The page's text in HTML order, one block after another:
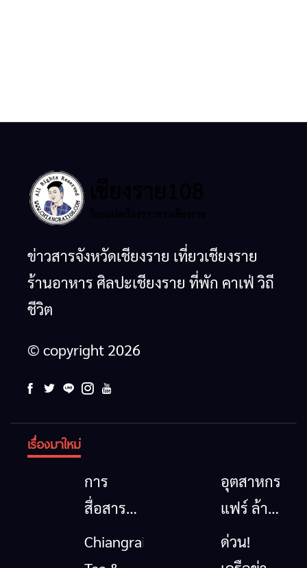
ข่าวสารจังหวัดเชียงราย เที่ยวเชียงราย
ร้านอาหาร ศิลปะเชียงราย ที่พัก คาเฟ่ วิถี
ชีวิต
© copyright 2026
เรื่องมาใหม่
การ
สื่อสาร
โทรคมนาคม
กรณีภัย
อุตสาหกรรม
แฟร์ ล้าน
นาตะวัน
ออก
Chiangrai
ด่วน!